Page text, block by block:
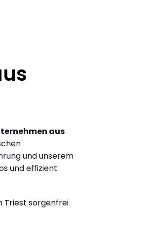
aus
und unserem
und effizient
Triest sorgenfrei